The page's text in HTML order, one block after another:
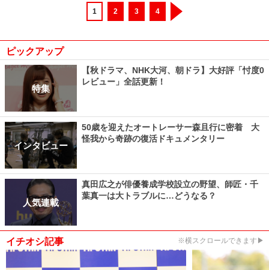
1 2 3 4
ピックアップ
特集
【秋ドラマ、NHK大河、朝ドラ】大好評「忖度0
レビュー」全話更新！
インタビュー
50歳を迎えたオートレーサー森且行に密着 大
怪我から奇跡の復活ドキュメンタリー
人気連載
真田広之が俳優養成学校設立の野望、師匠・千
葉真一は大トラブルに…どうなる？
イチオシ記事 ※横スクロールできます▶